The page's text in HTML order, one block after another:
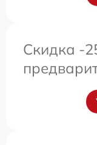
Скидка -